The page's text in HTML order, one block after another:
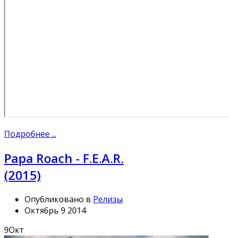
Подробнее ...
Papa Roach - F.E.A.R.
(2015)
Опубликовано в Релизы
Октябрь 9 2014
9Окт